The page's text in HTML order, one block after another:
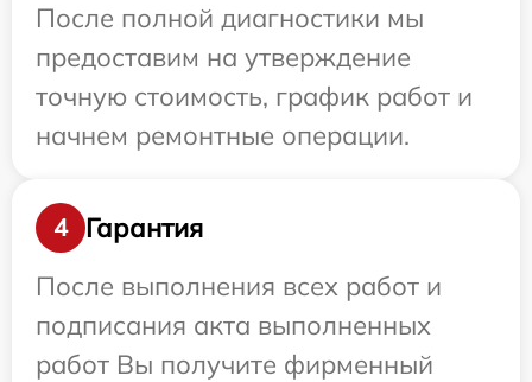
После полной диагностики мы
предоставим на утверждение
точную стоимость, график работ и
начнем ремонтные операции.
4
Гарантия
После выполнения всех работ и
подписания акта выполненных
работ Вы получите фирменный